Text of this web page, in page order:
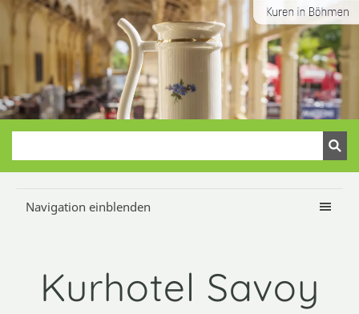
Navigation einblenden
Kurhotel Savoy